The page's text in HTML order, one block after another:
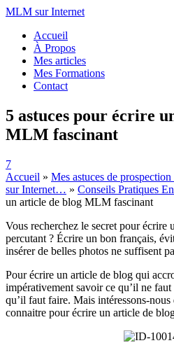
MLM sur Internet
Accueil
À Propos
Mes articles
Mes Formations
Contact
5 astuces pour écrire
MLM fascinant
7
Accueil » Mes astuces de
sur Internet… » Conseils Pratiques
un article de blog MLM fascinant
Vous recherchez le secret pour
percutant ? Écrire un bon français,
insérer de belles photos ne suffisent
Pour écrire un article de blog qui
impérativement savoir ce qu’il ne
qu’il faut faire. Mais intéressons-nous
connaitre pour écrire un article de